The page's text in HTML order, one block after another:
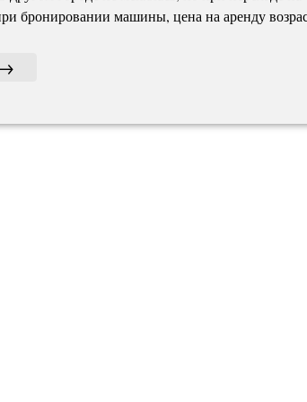
бронировании машины, цена на аренду